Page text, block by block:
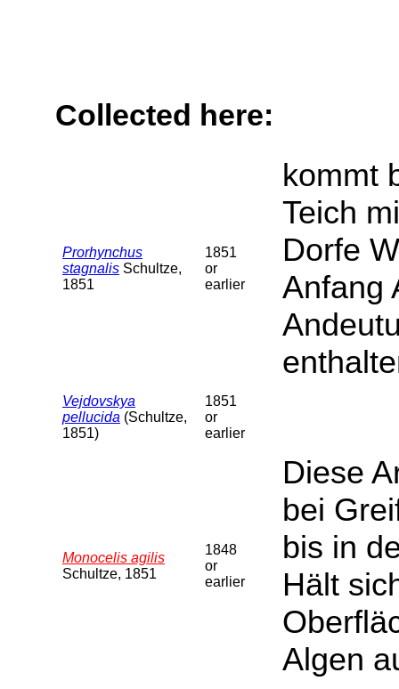
Collected here:
Prorhynchus
stagnalis Schultze,
1851
1851
or
earlier
kommt
Teich
Dorfe
Anfang
Vejdovskya
pellucida (Schultze,
1851)
1851
or
earlier
Monocelis agilis
Schultze, 1851
1848
or
earlier
Diese
bei
bis in
Hält
Algen